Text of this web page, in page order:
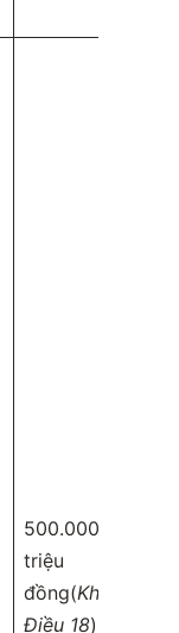
500.000 – 01
triệu
đồng(Khoản 1
Điều 18)